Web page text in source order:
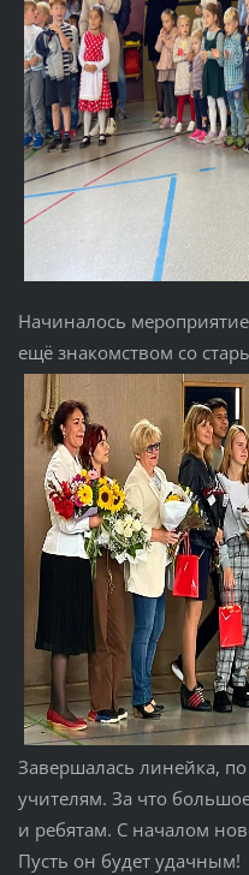
Начиналось
ещё знакомством со
Завершалась линейка,
учителям. За что
и ребятам. С началом
Пусть он будет удачным!